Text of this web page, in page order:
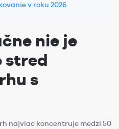
v roku 2026
nie je
stred
s
najviac koncentruje medzi 50